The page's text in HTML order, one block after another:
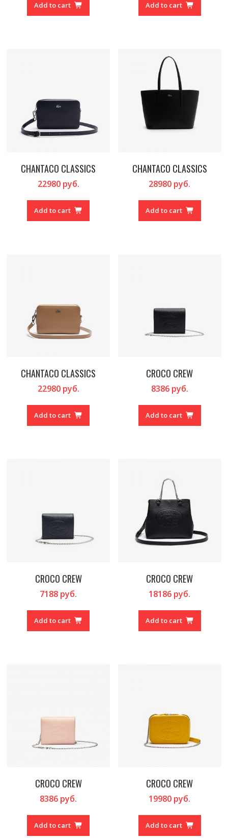
Add to cart Add to cart
CHANTACO CLASSICS
22980руб.
Add to cart
CHANTACO CLASSICS
28980 руб.
Add to cart
CHANTACO CLASSICS
22980руб.
Add to cart
CROCO CREW
8386руб.
Add to cart
CROCO CREW
7188 руб.
Add to cart
CROCO CREW
18186 руб.
Add to cart
CROCO CREW
8386 руб.
Add to cart
CROCO CREW
19980 руб.
Add to cart